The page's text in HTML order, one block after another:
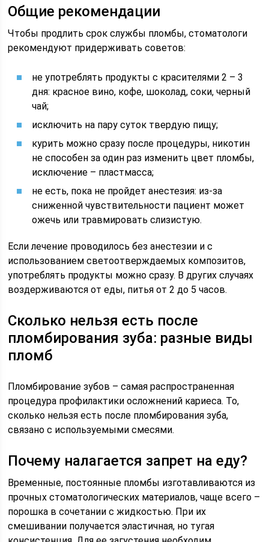
Общие рекомендации
Чтобы продлить срок службы пломбы, стоматологи
рекомендуют придерживать советов:
не употреблять продукты с красителями 2 – 3
дня: красное вино, кофе, шоколад, соки, черный
чай;
исключить на пару суток твердую пищу;
курить можно сразу после процедуры, никотин
не способен за один раз изменить цвет пломбы,
исключение – пластмасса;
не есть, пока не пройдет анестезия: из-за
сниженной чувствительности пациент может
ожечь или травмировать слизистую.
Если лечение проводилось без анестезии и с
использованием светоотверждаемых композитов,
употреблять продукты можно сразу. В других случаях
воздерживаются от еды, питья от 2 до 5 часов.
Сколько нельзя есть после
пломбирования зуба: разные виды
пломб
Пломбирование зубов – самая распространенная
процедура профилактики осложнений кариеса. То,
сколько нельзя есть после пломбирования зуба,
связано с используемыми смесями.
Почему налагается запрет на еду?
Временные, постоянные пломбы изготавливаются из
прочных стоматологических материалов, чаще всего –
порошка в сочетании с жидкостью. При их
смешивании получается эластичная, но тугая